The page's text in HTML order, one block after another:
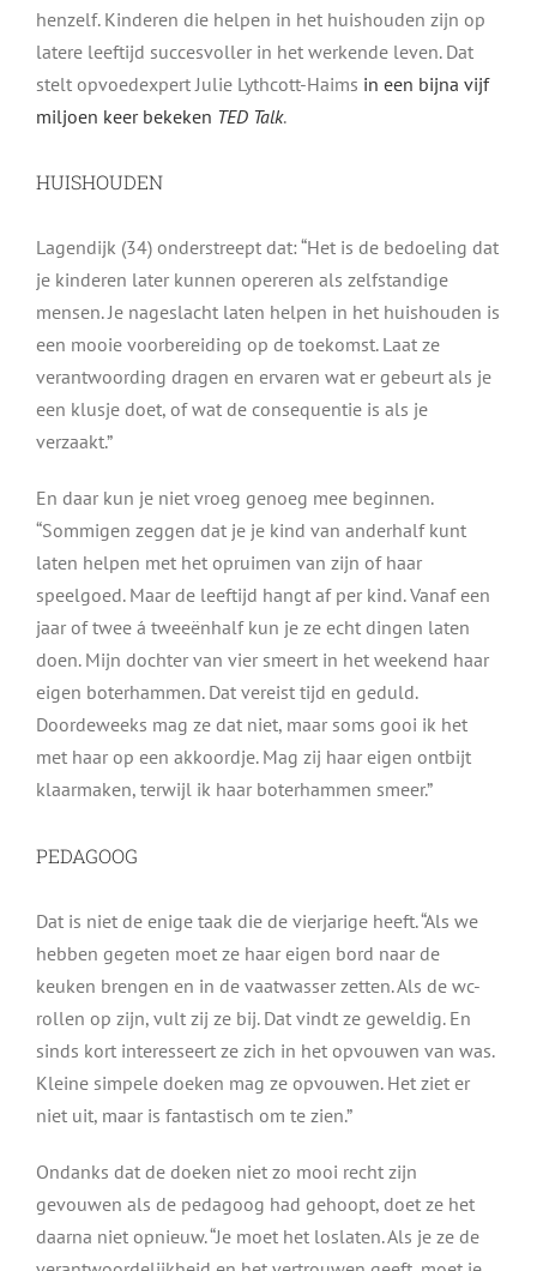
henzelf. Kinderen die helpen in het huishouden zijn op
latere leeftijd succesvoller in het werkende leven. Dat
stelt opvoedexpert Julie Lythcott-Haims in een bijna vijf
miljoen keer bekeken TED Talk.
HUISHOUDEN
Lagendijk (34) onderstreept dat: “Het is de bedoeling dat
je kinderen later kunnen opereren als zelfstandige
mensen. Je nageslacht laten helpen in het huishouden is
een mooie voorbereiding op de toekomst. Laat ze
verantwoording dragen en ervaren wat er gebeurt als je
een klusje doet, of wat de consequentie is als je
verzaakt.”
En daar kun je niet vroeg genoeg mee beginnen.
“Sommigen zeggen dat je je kind van anderhalf kunt
laten helpen met het opruimen van zijn of haar
speelgoed. Maar de leeftijd hangt af per kind. Vanaf een
jaar of twee á tweeënhalf kun je ze echt dingen laten
doen. Mijn dochter van vier smeert in het weekend haar
eigen boterhammen. Dat vereist tijd en geduld.
Doordeweeks mag ze dat niet, maar soms gooi ik het
met haar op een akkoordje. Mag zij haar eigen ontbijt
klaarmaken, terwijl ik haar boterhammen smeer.”
PEDAGOOG
Dat is niet de enige taak die de vierjarige heeft. “Als we
hebben gegeten moet ze haar eigen bord naar de
keuken brengen en in de vaatwasser zetten. Als de wc-
rollen op zijn, vult zij ze bij. Dat vindt ze geweldig. En
sinds kort interesseert ze zich in het opvouwen van was.
Kleine simpele doeken mag ze opvouwen. Het ziet er
niet uit, maar is fantastisch om te zien.”
Ondanks dat de doeken niet zo mooi recht zijn
gevouwen als de pedagoog had gehoopt, doet ze het
daarna niet opnieuw. “Je moet het loslaten. Als je ze de